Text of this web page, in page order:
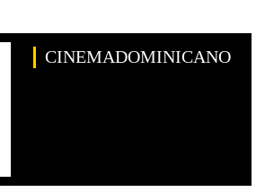
CINEMADOMINICANO